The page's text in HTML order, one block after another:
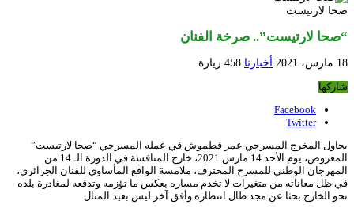
صحا لارتيست
“صحا لارتيست”.. صرخة الفنان
18 مارس، 2021 أخبارنا 458 زيارة
شاركها
Facebook
Twitter
يحاول المخرج المسرحي عمر فطموش في عمله المسرحي “صحا لارتيست”
المعروض، يوم الأحد 14 مارس 2021، خارج المنافسة في الدورة الـ 14 من
المهرجان الوطني للمسرح المحترف، ملامسة الواقع المأساوي للفنان الجزائري،
في ظل معاناته من متغيرات لا تخدم مساره بعكس ما تؤزمه وتدفعه لمغادرة بلده
نحو الخارج بحثا عن مجد طال انتظاره وأفق آخر ليس بعيد المنال.